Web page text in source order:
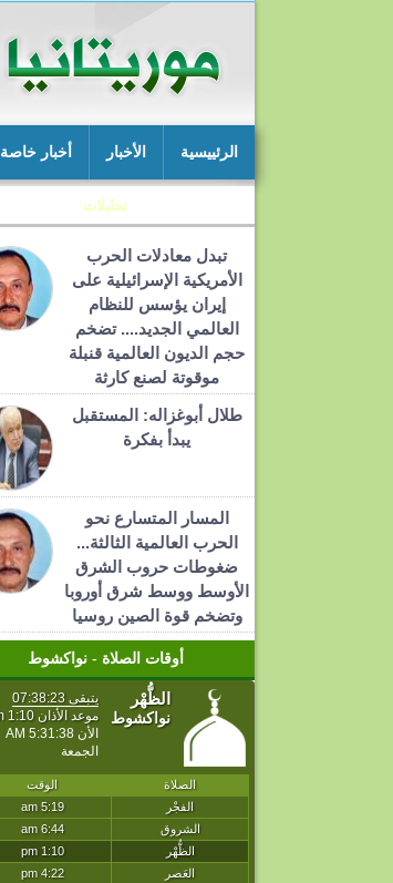
الرئييسية الأخبار أخبار خاصة
تحليلات
تبدل معادلات الحرب
الأمريكية الإسرائيلية على
إيران يؤسس للنظام
العالمي الجديد.... تضخم
حجم الديون العالمية قنبلة
موقوتة لصنع كارثة
طلال أبوغزاله: المستقبل
يبدأ بفكرة
المسار المتسارع نحو
الحرب العالمية الثالثة...
ضغوطات حروب الشرق
الأوسط ووسط شرق أوروبا
وتضخم قوة الصين روسيا
أوقات الصلاة - نواكشوط